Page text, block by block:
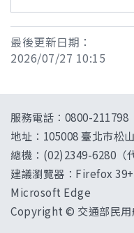
最後更新日期：
2026/07/27 10:15
服務電話：0800-211798
地址： 105008 臺北市松
總機：(02)2349-6280（
建議瀏覽器：Firefox
Microsoft Edge
Copyright © 交通部民用